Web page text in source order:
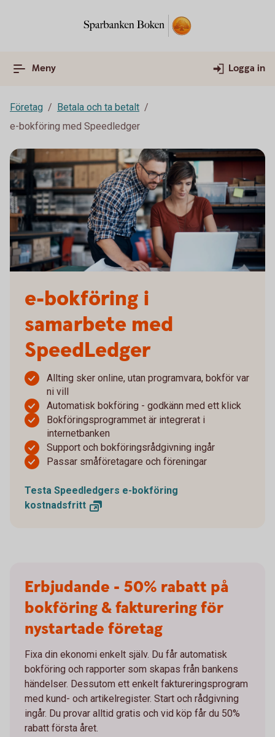
Meny Logga in
Företag
Betala och ta betalt
e-bokföring med Speedledger
e-bokföring i
samarbete med
SpeedLedger
Allting sker online, utan programvara, bokför var
ni vill
Automatisk bokföring - godkänn med ett klick
Bokföringsprogrammet är integrerat i
internetbanken
Support och bokföringsrådgivning ingår
Passar småföretagare och föreningar
Testa Speedledgers e-bokföring
kostnadsfritt
Erbjudande - 50% rabatt på
bokföring & fakturering för
nystartade företag
Fixa din ekonomi enkelt själv. Du får automatisk
bokföring och rapporter som skapas från bankens
händelser. Dessutom ett enkelt faktureringsprogram
med kund- och artikelregister. Start och rådgivning
ingår. Du provar alltid gratis och vid köp får du 50%
rabatt första året.